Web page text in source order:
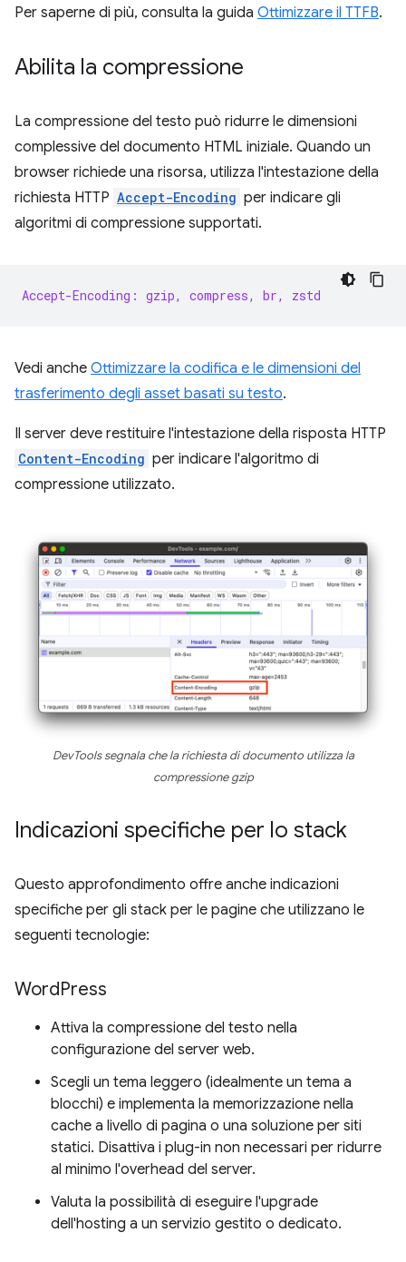
Per saperne di più, consulta la guida Ottimizzare il TTFB.
Abilita la compressione
La compressione del testo può ridurre le dimensioni
complessive del documento HTML iniziale. Quando un
browser richiede una risorsa, utilizza l'intestazione della
richiesta HTTP Accept-Encoding per indicare gli
algoritmi di compressione supportati.
Accept-Encoding: gzip, compress, br, zstd
Vedi anche Ottimizzare la codifica e le dimensioni del
trasferimento degli asset basati su testo.
Il server deve restituire l'intestazione della risposta HTTP
Content-Encoding per indicare l'algoritmo di
compressione utilizzato.
DevTools segnala che la richiesta di documento utilizza la
compressione gzip
Indicazioni specifiche per lo stack
Questo approfondimento offre anche indicazioni
specifiche per gli stack per le pagine che utilizzano le
seguenti tecnologie:
WordPress
Attiva la compressione del testo nella
configurazione del server web.
Scegli un tema leggero (idealmente un tema a
blocchi) e implementa la memorizzazione nella
cache a livello di pagina o una soluzione per siti
statici. Disattiva i plug-in non necessari per ridurre
al minimo l'overhead del server.
Valuta la possibilità di eseguire l'upgrade
dell'hosting a un servizio gestito o dedicato.